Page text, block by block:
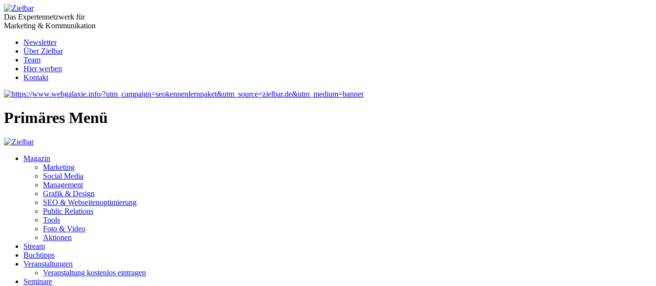
Das Expertennetzwerk für
Marketing & Kommunikation
Newsletter
Über Zielbar
Team
Hier werben
Kontakt
Primäres Menü
Magazin
Marketing
Social Media
Management
Grafik & Design
SEO & Webseitenoptimierung
Public Relations
Tools
Foto & Video
Aktionen
Stream
Buchtipps
Veranstaltungen
Veranstaltung kostenlos eintragen
Seminare